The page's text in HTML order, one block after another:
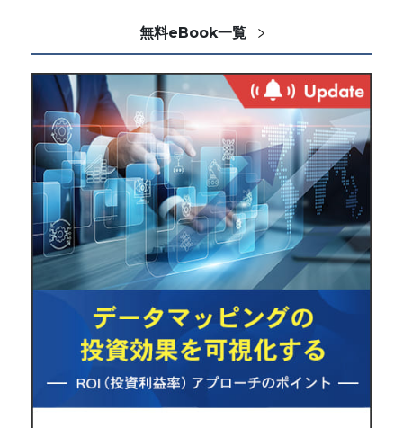
無料eBook一覧